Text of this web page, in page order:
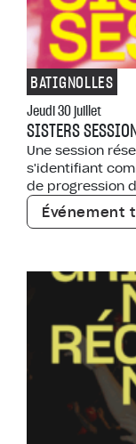
BATIGNOLLES
Jeudi 30 juillet
SISTERS
Une session
s'identifiant
de progression
Événement